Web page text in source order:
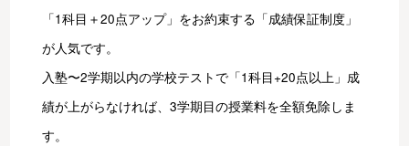
「1科目＋20点アップ」をお約束する「成績保証制度」
が人気です。
入塾〜2学期以内の学校テストで「1科目+20点以上」成
績が上がらなければ、3学期目の授業料を全額免除しま
す。